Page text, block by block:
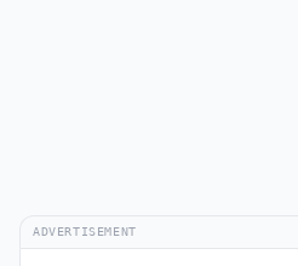
ADVERTISEMENT